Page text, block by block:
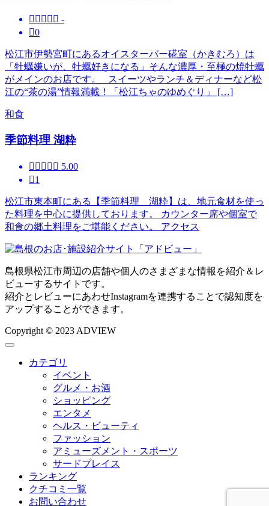
     -
0
松江市伊勢宮町にあるオイスターバー硴室（かきむろ）は
「牡蠣嫌いが、牡蠣好きになる」そんな濃厚・至極の焼牡蠣
がメインのお店です。 スイーツやランチ＆ディナーなど松
江の“茶の湯”情報満載！「松江ちゃのゆめぐり」 […]
和食
季節料理 湖粋
     5.00
1
松江市東本町にある【季節料理 湖粋】は、地元食材を使っ
た料理を中心に提供しております。 カウンター席や個室で
和食の郷土料理をご堪能ください。 アクセス
島根県松江市周辺の店舗や個人のさまざまな情報を紹介＆レ
ビューするサイトです。
紹介とレビューにあわせInstagramを連携することで認知度を
アップすることができます。
Copyright © 2023 ADVIEW
カテゴリ
イベント
グルメ・お酒
ショッピング
エンタメ
ヘルス・ビューティ
ファッション
アミューズメント・スポーツ
サードプレイス
ランキング
クチコミ一覧
お問い合わせ